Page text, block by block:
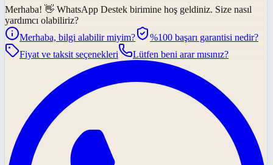
Merhaba! 👋 WhatsApp Destek birimine hoş geldiniz. Size nasıl
yardımcı olabiliriz?
Merhaba, bilgi alabilir miyim?
%100 başarı garantisi nedir?
Fiyat ve taksit seçenekleri
Lütfen beni arar mısınız?